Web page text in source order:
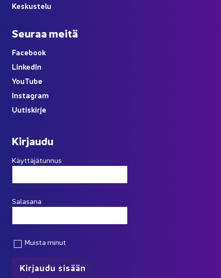
Kes­kus­te­lu
Seu­raa meitä
Face­book
Lin­ke­dIn
YouTube
Ins­ta­gram
Uu­tis­kir­je
Kir­jau­du
Käyttäjätunnus
Salasana
Muista minut